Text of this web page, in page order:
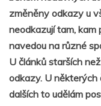
změněny odkazy u
neodkazují tam,
navedou na různé
U článků starších
odkazy. U některých
dalších to udělám